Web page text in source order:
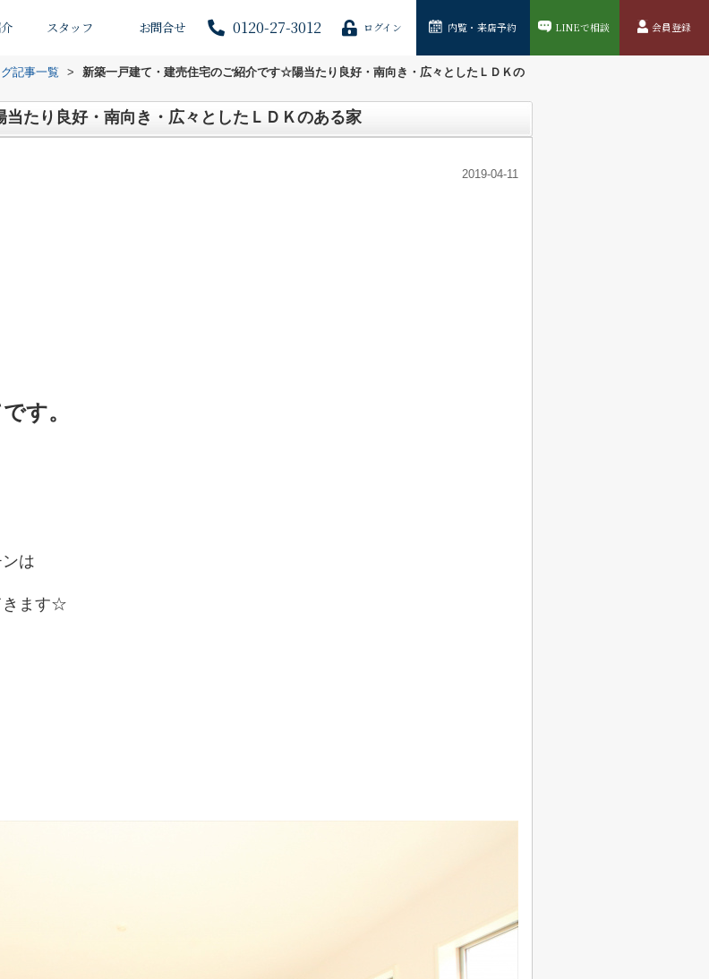
スタッフ お問合せ 0120-27-3012 ログイン 内覧・来店予約 LINEで相談 会員登録
記事一覧 >
新築一戸建て・建売住宅のご紹介です☆陽当たり良好・南向き・広々としたＬＤＫの
たり良好・南向き・広々としたＬＤＫのある家
2019-04-11
す。
は
きます☆